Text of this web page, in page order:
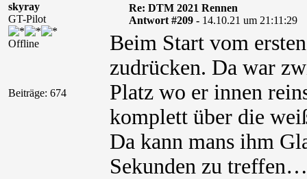
skyray
GT-Pilot
Offline
Beiträge: 674
Re: DTM 2021 Rennen
Antwort #209 - 14.10.21 um 21:11:29
Beim Start vom
zudrücken. Da war
Platz wo er innen
komplett über die
Da kann mans ihm
Sekunden zu treffen…